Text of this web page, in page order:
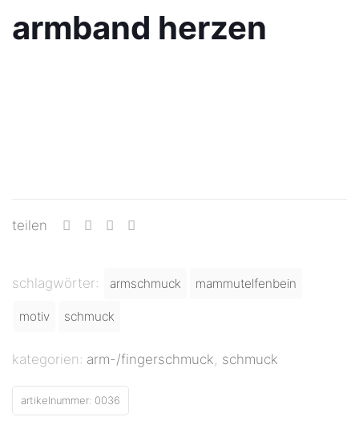
armband herzen
teilen
schlagwörter: armschmuck mammutelfenbein
motiv schmuck
kategorien: arm-/fingerschmuck, schmuck
artikelnummer: 0036